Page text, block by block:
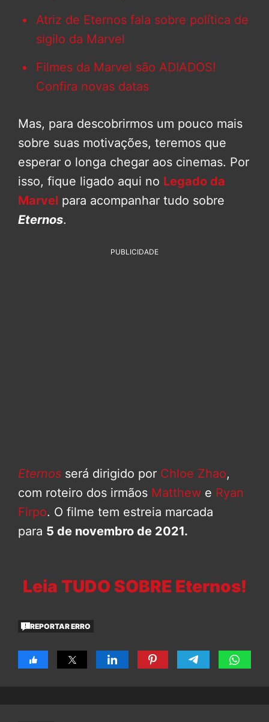
Atriz de Eternos fala sobre política de
sigilo da Marvel
Filmes da Marvel são ADIADOS!
Confira novas datas
Mas, para descobrirmos um pouco mais
sobre suas motivações, teremos que
esperar o longa chegar aos cinemas. Por
isso, fique ligado aqui no Legado da
Marvel para acompanhar tudo sobre
Eternos.
PUBLICIDADE
Eternos será dirigido por Chloe Zhao,
com roteiro dos irmãos Matthew e Ryan
Firpo. O filme tem estreia marcada
para 5 de novembro de 2021.
Leia TUDO SOBRE Eternos!
REPORTAR ERRO